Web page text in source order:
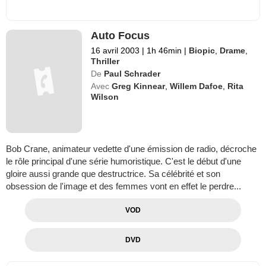
Auto Focus
16 avril 2003 | 1h 46min | Biopic, Drame,
Thriller
De Paul Schrader
Avec Greg Kinnear,Willem Dafoe, Rita
Wilson
Bob Crane, animateur vedette d'une émission de radio, décroche
le rôle principal d'une série humoristique. C'est le début d'une
gloire aussi grande que destructrice. Sa célébrité et son
obsession de l'image et des femmes vont en effet le perdre...
VOD
DVD